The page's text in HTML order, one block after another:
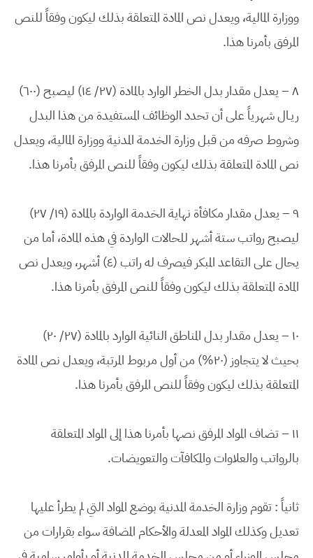
ووزارة المالية، ويعدل نص المادة المتعلقة بذلك ليكون وفقاً للنص
المرفق بأمرنا هذا.
٨ – يعدل مقدار بدل الخطر الوارد بالمادة (٢٧/ ١٤) ليصبح (٦٠٠)
ريـال شهرياً على أن تحدد الوظائف المستفيدة من هذا البدل
وشروط صرفه من قبل وزارة الخدمة المدنية ووزارة المالية، ويعدل
نص المادة المتعلقة بذلك ليكون وفقاً للنص المرفق بأمرنا هذا.
٩ – يعدل مقدار مكافأة نهاية الخدمة الواردة بالمادة (١٩/ ٢٧)
ليصبح رواتب ستة أشهر للحالات الواردة في هذه المادة، أما من
يحال على التقاعد المبكر فيصرف له راتب (٤) أشهر، ويعدل نص
المادة المتعلقة بذلك ليكون وفقاً للنص المرفق بأمرنا هذا.
١٠ – يعدل مقدار بدل المناطق النائية الوارد بالمادة (٢٧/ ٢٠)
بحيث لا يتجاوز (٢٠%) من أول مربوط المرتبة، ويعدل نص المادة
المتعلقة بذلك ليكون وفقاً للنص المرفق بأمرنا هذا.
١١ – تضاف المواد المرفق نصها بأمرنا هذا إلى المواد المتعلقة
بالرواتب والعلاوات والمكافآت والتعويضات.
ثانياً : تقوم وزارة الخدمة المدنية بوضع المواد التي لم يطرأ عليها
تعديل وكذلك المواد المعدلة والأحكام المضافة سواء بقرارات من